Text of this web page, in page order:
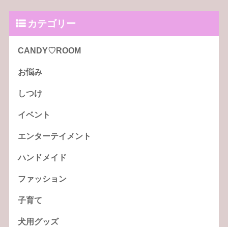
カテゴリー
CANDY♡ROOM
お悩み
しつけ
イベント
エンターテイメント
ハンドメイド
ファッション
子育て
犬用グッズ